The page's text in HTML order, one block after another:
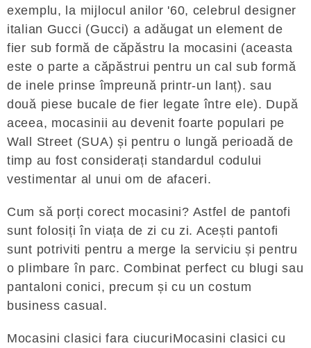
exemplu, la mijlocul anilor '60, celebrul designer
italian Gucci (Gucci) a adăugat un element de
fier sub formă de căpăstru la mocasini (aceasta
este o parte a căpăstrui pentru un cal sub formă
de inele prinse împreună printr-un lanț). sau
două piese bucale de fier legate între ele). După
aceea, mocasinii au devenit foarte populari pe
Wall Street (SUA) și pentru o lungă perioadă de
timp au fost considerați standardul codului
vestimentar al unui om de afaceri.
Cum să porți corect mocasini? Astfel de pantofi
sunt folosiți în viața de zi cu zi. Acești pantofi
sunt potriviti pentru a merge la serviciu și pentru
o plimbare în parc. Combinat perfect cu blugi sau
pantaloni conici, precum și cu un costum
business casual.
Mocasini clasici fara ciucuriMocasini clasici cu